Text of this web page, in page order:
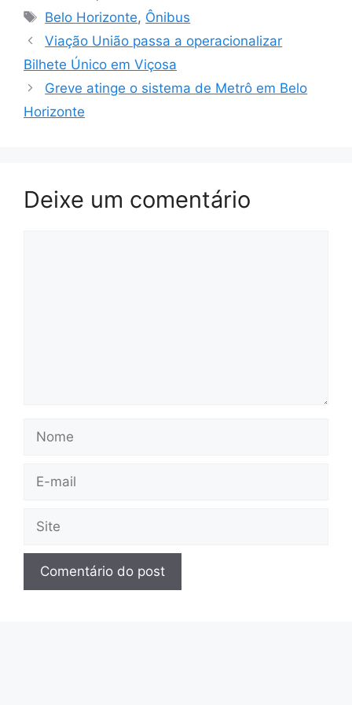
Tags
Belo Horizonte, Ônibus
Viação União passa a operacionalizar
Bilhete Único em Viçosa
Greve atinge o sistema de Metrô em Belo
Horizonte
Deixe um comentário
Nome
Site